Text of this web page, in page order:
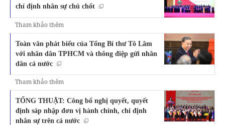
chỉ định nhân sự chủ chốt
Tham khảo thêm
Toàn văn phát biểu của Tổng Bí thư Tô Lâm
với nhân dân TPHCM và thông điệp gửi nhân
dân cả nước
Tham khảo thêm
TỔNG THUẬT: Công bố nghị quyết, quyết
định sáp nhập đơn vị hành chính, chỉ định
nhân sự trên cả nước